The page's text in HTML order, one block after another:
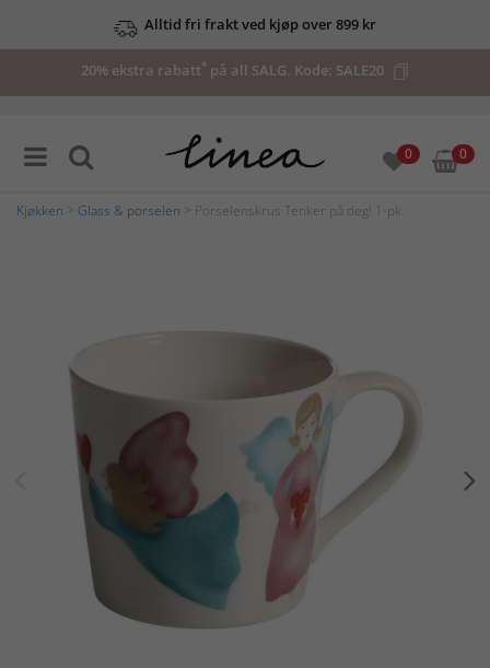
Alltid fri frakt ved kjøp over 899 kr
20% ekstra rabatt* på all SALG. Kode: SALE20
0 0
Kjøkken Glass & porselen > Porselenskrus Tenker på deg! 1-pk